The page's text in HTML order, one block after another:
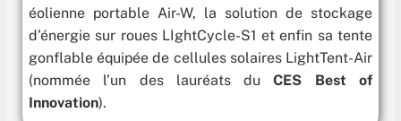
éolienne portable Air-W, la solution de stockage
d’énergie sur roues LIghtCycle-S1 et enfin sa tente
gonflable équipée de cellules solaires LightTent-Air
(nommée l’un des lauréats duCES Best of
Innovation).